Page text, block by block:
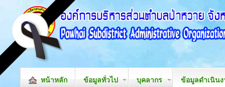
หน้าหลัก ข้อมูลทั่วไป บุคลากร ข้อมูลดำเนิน